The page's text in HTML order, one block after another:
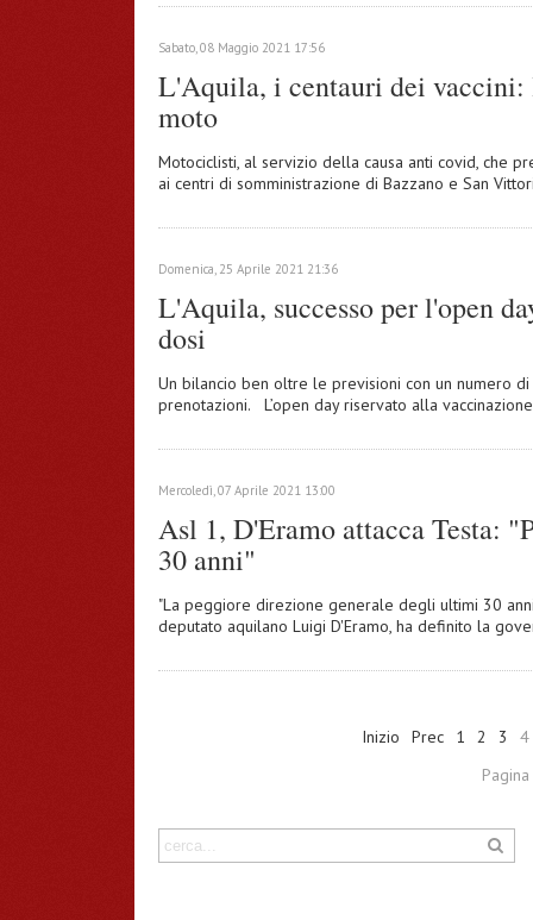
Sabato, 08 Maggio 2021 17:56
L'Aquila, i centauri dei vaccini:
moto
Motociclisti, al servizio della causa anti covid, che
ai centri di somministrazione di Bazzano e San
Domenica, 25 Aprile 2021 21:36
L'Aquila, successo per l'open
dosi
Un bilancio ben oltre le previsioni con un numero
prenotazioni. L’open day riservato alla
Mercoledì, 07 Aprile 2021 13:00
Asl 1, D'Eramo attacca Testa:
30 anni"
"La peggiore direzione generale degli ultimi 30
deputato aquilano Luigi D'Eramo, ha definito la
Inizio Prec 1 2 3
4